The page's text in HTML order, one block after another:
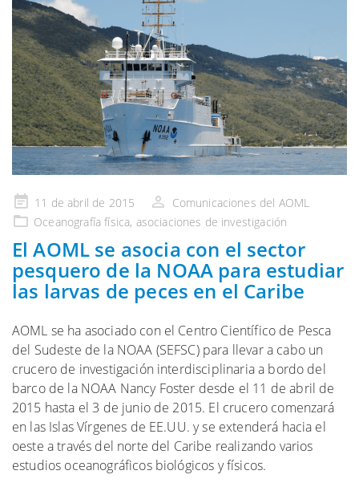
Publicado
en
11 de abril de 2015
Comunicaciones del AOML
Oceanografía física, asociaciones de investigación
El AOML se asocia con el sector
pesquero de la NOAA para estudiar
las larvas de peces en el Caribe
AOML se ha asociado con el Centro Científico de Pesca
del Sudeste de la NOAA (SEFSC) para llevar a cabo un
crucero de investigación interdisciplinaria a bordo del
barco de la NOAA Nancy Foster desde el 11 de abril de
2015 hasta el 3 de junio de 2015. El crucero comenzará
en las Islas Vírgenes de EE.UU. y se extenderá hacia el
oeste a través del norte del Caribe realizando varios
estudios oceanográficos biológicos y físicos.